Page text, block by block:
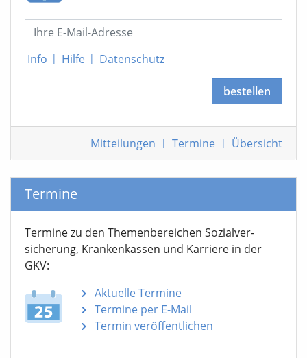
Info | Hilfe | Datenschutz
bestellen
Mitteilungen | Termine | Übersicht
Termine
Termine zu den Themen­bereichen Sozialver­
sicherung, Krankenkassen und Karriere in der
GKV:
Aktuelle Termine
Termine per E-Mail
Termin veröffentlichen